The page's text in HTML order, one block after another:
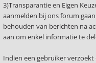
3)Transparantie en Eigen
aanmelden bij ons forum
behouden van berichten na
aan om enkel informatie te
Indien een gebruiker